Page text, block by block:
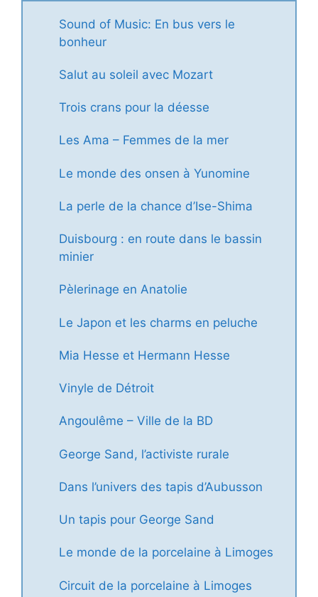
Sound of Music: En bus vers le
bonheur
Salut au soleil avec Mozart
Trois crans pour la déesse
Les Ama – Femmes de la mer
Le monde des onsen à Yunomine
La perle de la chance d’Ise-Shima
Duisbourg : en route dans le bassin
minier
Pèlerinage en Anatolie
Le Japon et les charms en peluche
Mia Hesse et Hermann Hesse
Vinyle de Détroit
Angoulême – Ville de la BD
George Sand, l’activiste rurale
Dans l’univers des tapis d’Aubusson
Un tapis pour George Sand
Le monde de la porcelaine à Limoges
Circuit de la porcelaine à Limoges